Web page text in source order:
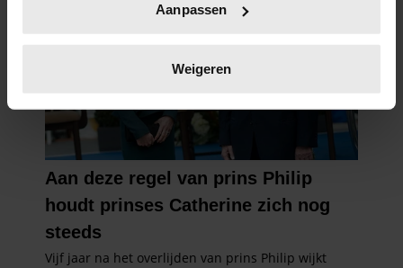
scannen op specifieke eigenschappen (fingerprinting)
verwerkt en stel uw voorkeuren in het
intrekken in de Cookieverklaring.
We gebruiken cookies om content en advertenties te
personaliseren, om functies voor social media te bieden
informatie over uw gebruik van onze site met onze
partners voor social media, adverteren en analyse. Deze
partners kunnen deze gegevens combineren met andere
Aanpassen
Weigeren